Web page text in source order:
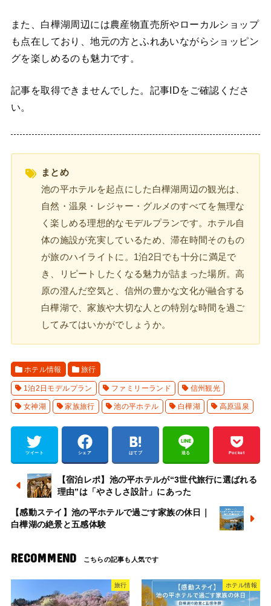
また、白樺湖周辺には農産物直売所やローカルショップ
も点在しており、地元の方とふれあいながらショッピン
グを楽しめるのも魅力です。
記事を取得できませんでした。記事IDをご確認くださ
い。
まとめ
池の平ホテルを起点にした白樺湖周辺の観光は、
自然・温泉・レジャー・グルメのすべてを無理な
く楽しめる理想的なモデルプランです。ホテル自
体の施設が充実しているため、滞在時間そのもの
が旅のハイライトに。1泊2日でも十分に満足で
き、リピートしたくなる魅力が詰まった場所。高
原の澄んだ空気と、信州の豊かな文化が融合する
白樺湖で、家族や大切な人との特別な時間を過ご
してみてはいかがでしょうか。
ホテル情報 旅行
1泊2日モデルプラン ファミリーランド 信州観光
女神湖 家族旅行 池の平ホテル 白樺湖 高原温泉
ツイート シェア はてブ 送る Pocket
【宿泊レポ】池の平ホテルが“3世代旅行に選ばれる
理由”は「やさしさ設計」にあった
【感動ステイ】池の平ホテルで過ごす家族の休日｜
白樺湖の絶景と五感体験
RECOMMEND
旅行 ホテル情報